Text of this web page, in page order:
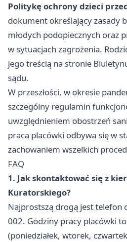
Politykę ochrony dzieci
dokument określający zasady
młodych podopiecznych oraz
w sytuacjach zagrożenia.
jego treścią na stronie
sądu.
W przeszłości, w okresie
szczególny regulamin
uwzględnieniem obostrzeń
praca placówki odbywa się w
zachowaniem wszelkich
FAQ
1. Jak skontaktować się z
Kuratorskiego?
Najprostszą drogą jest telefon
002. Godziny pracy placówki
(poniedziałek, wtorek,